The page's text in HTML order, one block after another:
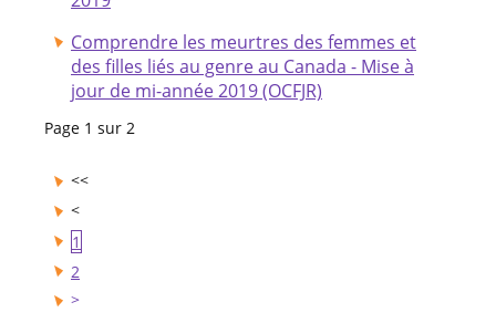
Comprendre les meurtres des femmes et
des filles liés au genre au Canada - Mise à
jour de mi-année 2019 (OCFJR)
Page 1 sur 2
1
2